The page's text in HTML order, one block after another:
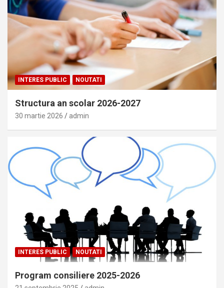
INTERES PUBLIC NOUTATI
Structura an scolar 2026-2027
30 martie 2026 admin
INTERES PUBLIC NOUTATI
Program consiliere 2025-2026